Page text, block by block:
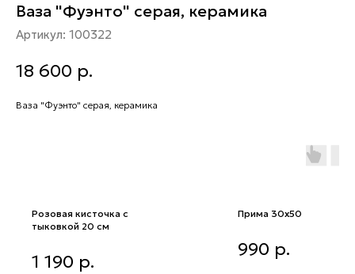
Ваза "Фуэнто" серая, керамика
Артикул: 100322
18 600 р.
Ваза "Фуэнто" серая, керамика
Розовая кисточка с
тыковкой 20 см
20 см
1 190 р.
Прима 30x50
990 р.